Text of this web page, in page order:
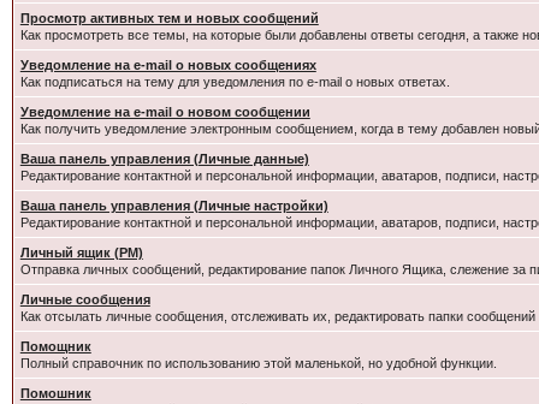
Просмотр активных тем и новых сообщений
Как просмотреть все темы, на которые были добавлены ответы сегодня, а также
Уведомление на e-mail о новых сообщениях
Как подписаться на тему для уведомления по e-mail о новых ответах.
Уведомление на е-mail о новом сообщении
Как получить уведомление электронным сообщением, когда в тему добавлен
Ваша панель управления (Личные данные)
Редактирование контактной и персональной информации, аватаров, подписи,
Ваша панель управления (Личные настройки)
Редактирование контактной и персональной информации, аватаров, подписи,
Личный ящик (PM)
Отправка личных сообщений, редактирование папок Личного Ящика, слежение за
Личные сообщения
Как отсылать личные сообщения, отслеживать их, редактировать папки
Помощник
Полный справочник по использованию этой маленькой, но удобной функции.
Помошник